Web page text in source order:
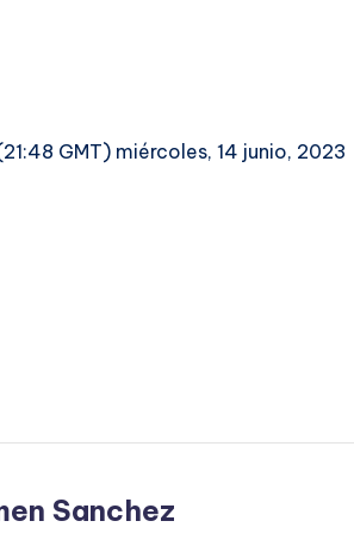
GMT) miércoles, 14 junio, 2023
Sanchez